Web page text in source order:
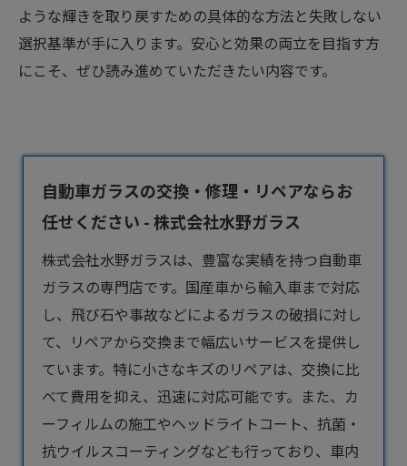
ような輝きを取り戻すための具体的な方法と失敗しない
選択基準が手に入ります。安心と効果の両立を目指す方
にこそ、ぜひ読み進めていただきたい内容です。
自動車ガラスの交換・修理・リペアならお
任せください - 株式会社水野ガラス
株式会社水野ガラスは、豊富な実績を持つ自動車
ガラスの専門店です。国産車から輸入車まで対応
し、飛び石や事故などによるガラスの破損に対し
て、リペアから交換まで幅広いサービスを提供し
ています。特に小さなキズのリペアは、交換に比
べて費用を抑え、迅速に対応可能です。また、カ
ーフィルムの施工やヘッドライトコート、抗菌・
抗ウイルスコーティングなども行っており、車内